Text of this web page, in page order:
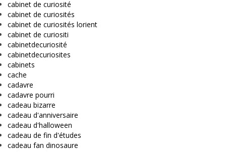
cabinet de curiosité
cabinet de curiosités
cabinet de curiosités lorient
cabinet de curiositi
cabinetdecuriosité
cabinetdecuriosites
cabinets
cache
cadavre
cadavre pourri
cadeau bizarre
cadeau d'anniversaire
cadeau d'halloween
cadeau de fin d'études
cadeau fan dinosaure